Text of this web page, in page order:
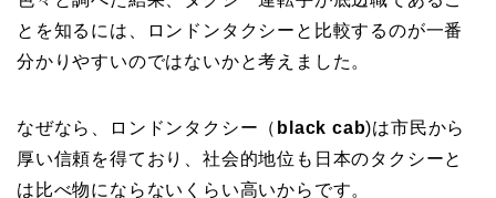
とを知るには、ロンドンタクシーと比較するのが一番
分かりやすいのではないかと考えました。
なぜなら、ロンドンタクシー（ black cab)は市民から
厚い信頼を得ており、社会的地位も日本のタクシーと
は比べ物にならないくらい高いからです。